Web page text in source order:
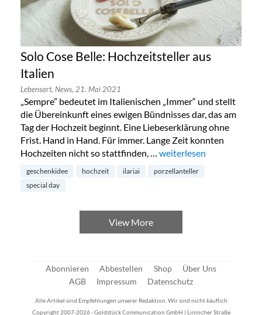
Solo Cose Belle: Hochzeitsteller aus
Italien
Lebensart, News, 21. Mai 2021
„Sempre” bedeutet im Italienischen „Immer“ und stellt
die Übereinkunft eines ewigen Bündnisses dar, das am
Tag der Hochzeit beginnt. Eine Liebeserklärung ohne
Frist. Hand in Hand. Für immer. Lange Zeit konnten
Hochzeiten nicht so stattfinden, … „Solo Cose Belle:
weiterlesen
geschenkidee hochzeit ilariai
porzellanteller
special day
View More
Abonnieren Abbestellen Shop
Über Uns
AGB
Impressum Datenschutz
Alle Artikel sind Empfehlungen unserer Redaktion. Wir sind nicht käuflich
Copyright 2007-2026 - Goldstück Communication GmbH | Linnicher Straße